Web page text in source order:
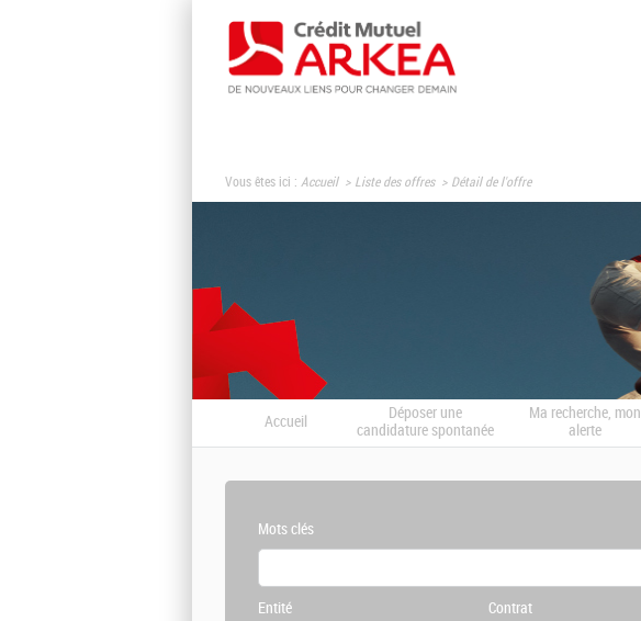
Vous êtes ici : Accueil Liste des offres Détail de l'offre
Accueil
Déposer une
candidature spontanée
Ma recherche, mon
alerte
Mots clés
Entité Contrat